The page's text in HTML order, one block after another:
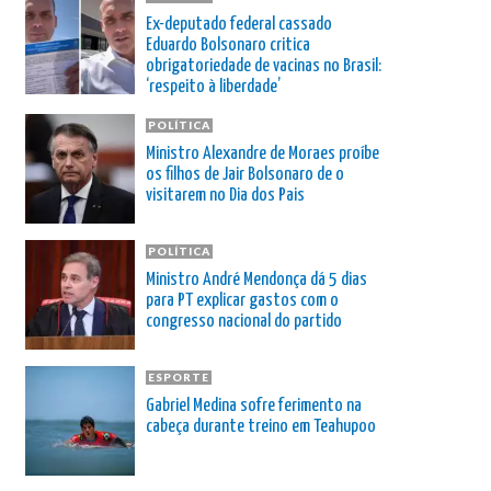
Ex-deputado federal cassado
Eduardo Bolsonaro critica
obrigatoriedade de vacinas no Brasil:
‘respeito à liberdade’
POLÍTICA
Ministro Alexandre de Moraes proíbe
os filhos de Jair Bolsonaro de o
visitarem no Dia dos Pais
POLÍTICA
Ministro André Mendonça dá 5 dias
para PT explicar gastos com o
congresso nacional do partido
ESPORTE
Gabriel Medina sofre ferimento na
cabeça durante treino em Teahupoo